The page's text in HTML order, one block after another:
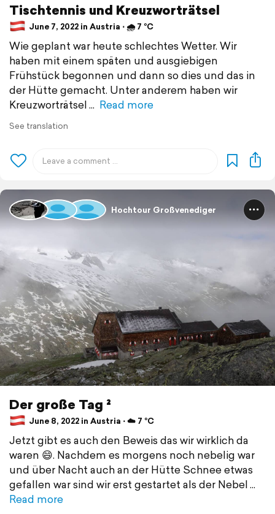
Tischtennis und Kreuzworträtsel
June 7, 2022 in Austria ⋅ 🌧 7 °C
Wie geplant war heute schlechtes Wetter. Wir
haben mit einem späten und ausgiebigen
Frühstück begonnen und dann so dies und das in
der Hütte gemacht. Unter anderem haben wir
Kreuzworträtsel
Read more
See translation
Hochtour Großvenediger
Der große Tag ²
June 8, 2022 in Austria ⋅ ☁️ 7 °C
Jetzt gibt es auch den Beweis das wir wirklich da
waren 😄. Nachdem es morgens noch nebelig war
und über Nacht auch an der Hütte Schnee etwas
gefallen war sind wir erst gestartet als der Nebel
Read more